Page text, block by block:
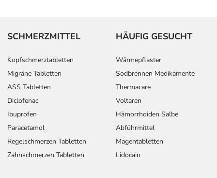
SCHMERZMITTEL
Kopfschmerztabletten
Migräne Tabletten
ASS Tabletten
Diclofenac
Ibuprofen
Paracetamol
Regelschmerzen Tabletten
Zahnschmerzen Tabletten
HÄUFIG GESUCHT
Wärmepflaster
Sodbrennen Medikamente
Thermacare
Voltaren
Hämorrhoiden Salbe
Abführmittel
Magentabletten
Lidocain